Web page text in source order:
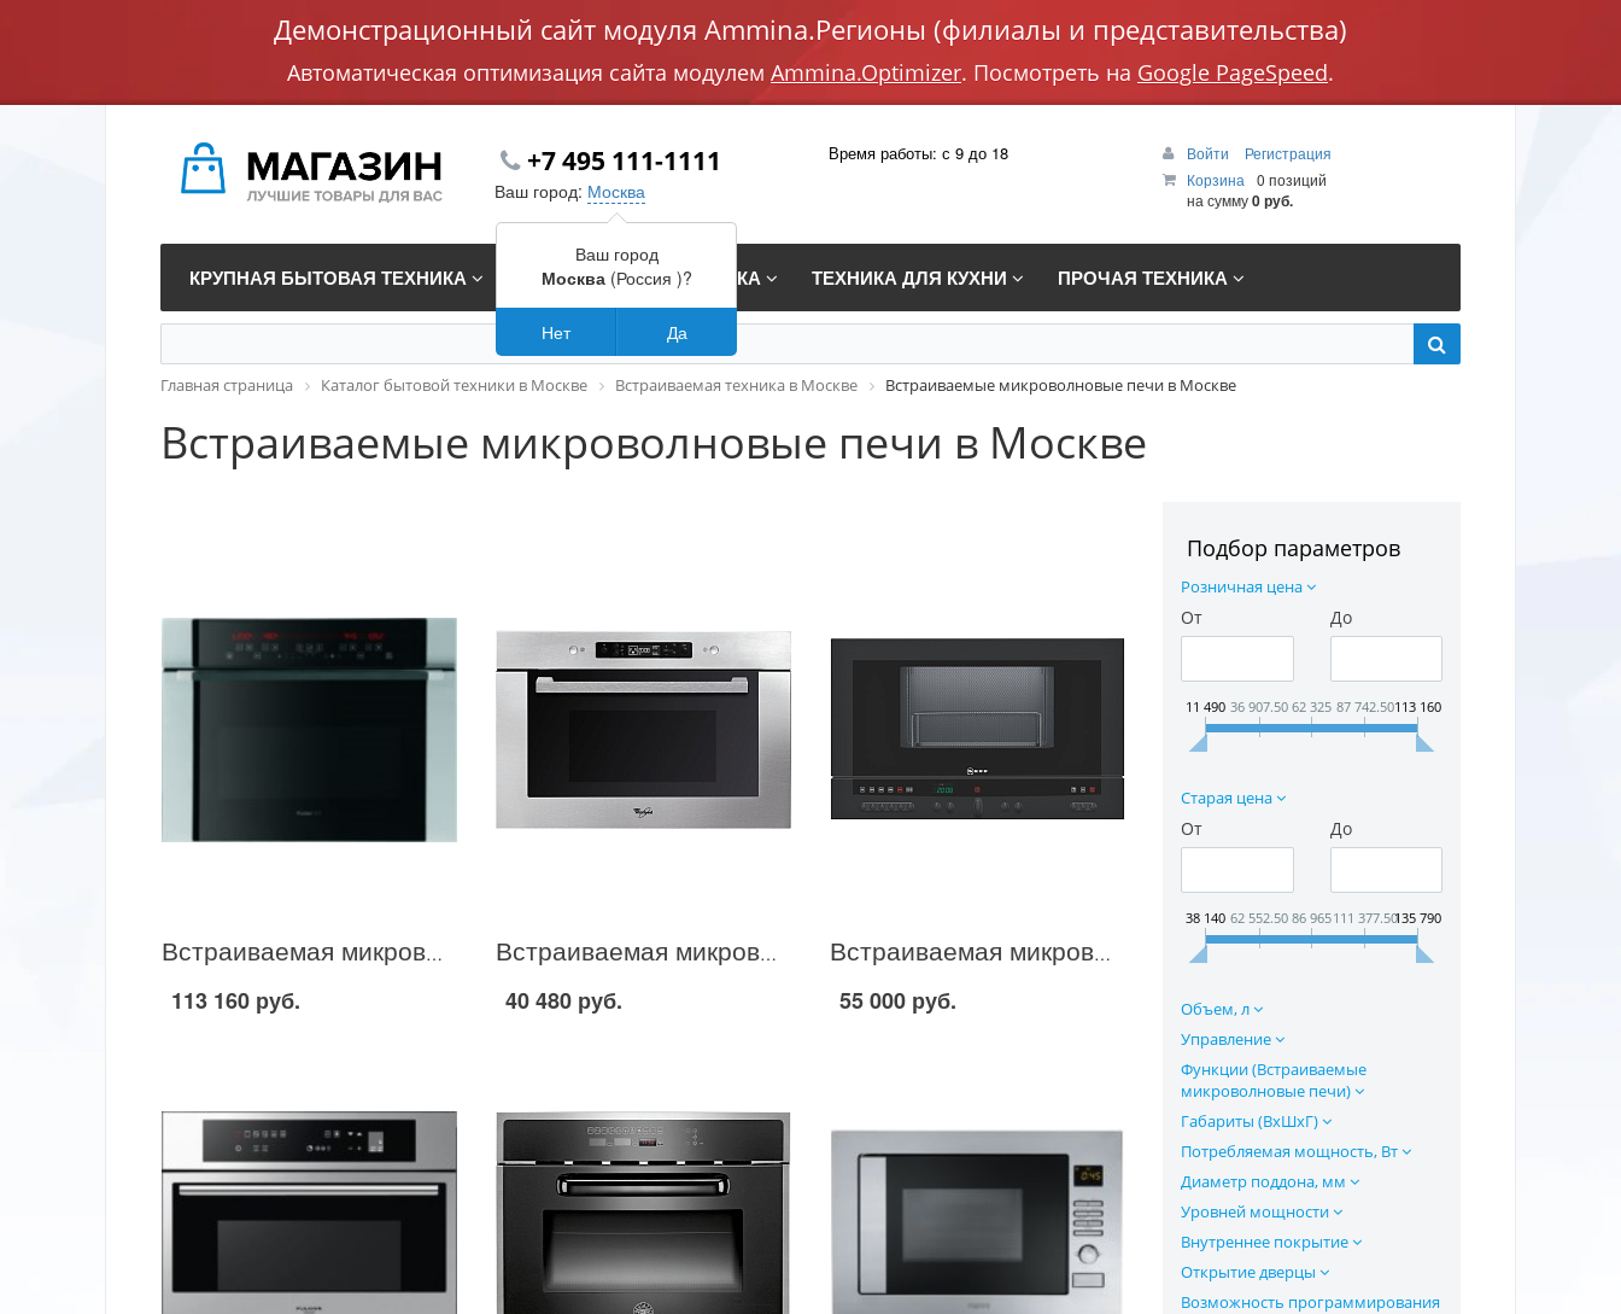
Демонстрационный сайт модуля Ammina.Регионы (филиалы и представительства)
Автоматическая оптимизация сайта модулем Ammina.Optimizer. Посмотреть на Google PageSpeed.
+7 495 111-1111
Ваш город: Москва
Время работы: с 9 до 18 Войти
Регистрация
Корзина
0 позиций
на сумму0 руб.
КРУПНАЯ БЫТОВАЯ ТЕХНИКА ВСТРАИВАЕМАЯ ТЕХНИКА ТЕХНИКА ДЛЯ КУХНИ ПРОЧАЯ ТЕХНИКА
Главная страница Каталог бытовой техники в Москве Встраиваемая техника в Москве Встраиваемые микроволновые печи в Москве
Встраиваемые микроволновые печи в Москве
Подбор параметров
Розничная цена
От До
11 490 36 907.50 62 325 87 742.50113 160
Старая цена
От До
38 140 62 552.50 86 965111 377.50135 790
Объем, л
Управление
Функции (Встраиваемые
микроволновые печи)
Габариты (ВхШхГ)
Потребляемая мощность, Вт
Диаметр поддона, мм
Уровней мощности
Внутреннее покрытие
Открытие дверцы
Возможность программирования
Встраиваемая микроволновая печь Foster 7136 020 в Москве
113 160 руб.
Встраиваемая микроволновая печь Whirlpool AMW 712 в Москве
40 480 руб.
Встраиваемая микроволновая печь Neff C54L60S0 в Москве
55 000 руб.
Ваш город
Москва(Россия )?
Нет Да